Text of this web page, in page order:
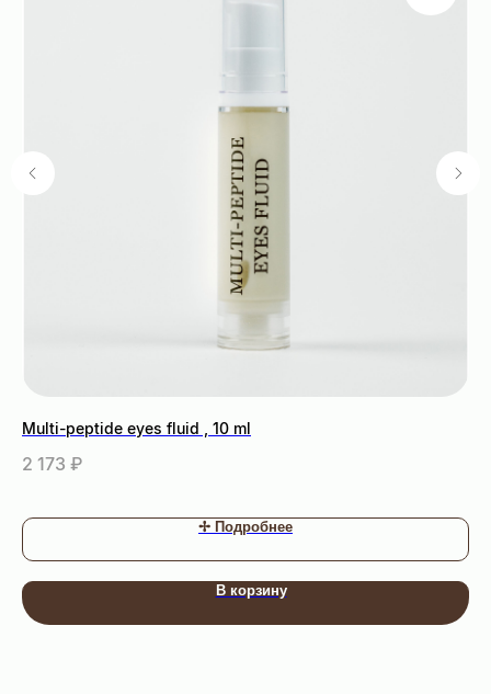
Multi-peptide eyes fluid , 10 ml
2 173 ₽
✢ Подробнее
В корзину